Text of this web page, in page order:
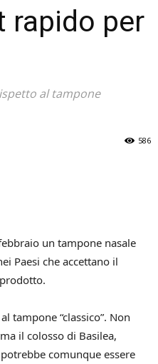
rapido per
al tampone
586
un tampone nasale
Paesi che accettano il
tampone “classico”. Non
il colosso di Basilea,
comunque essere